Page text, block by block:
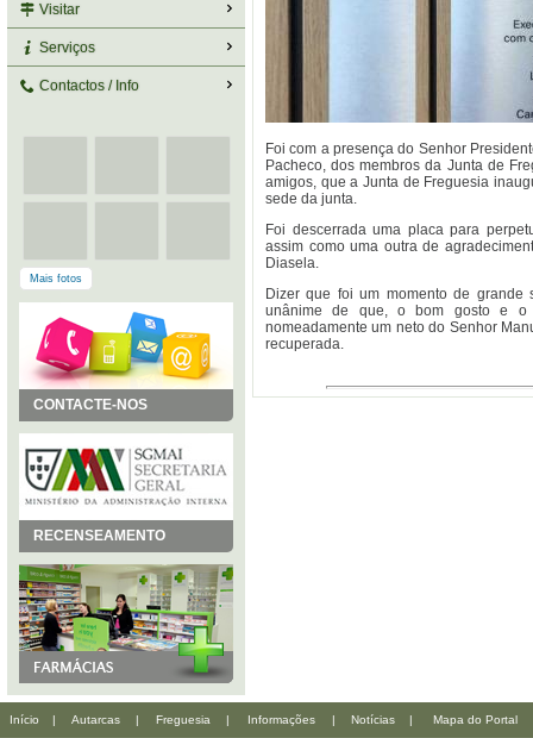
Visitar
Serviços
Contactos / Info
Mais fotos
CONTACTE-NOS
RECENSEAMENTO
Foi com a presença do Senhor
Pacheco, dos membros da Junta de
amigos, que a Junta de Freguesia
sede da junta.
Foi descerrada uma placa para
assim como uma outra de
Diasela.
Dizer que foi um momento de
unânime de que, o bom gosto e o
nomeadamente um neto do Senhor
recuperada.
Início | Autarcas | Freguesia | Informações | Notícias | Mapa do Portal